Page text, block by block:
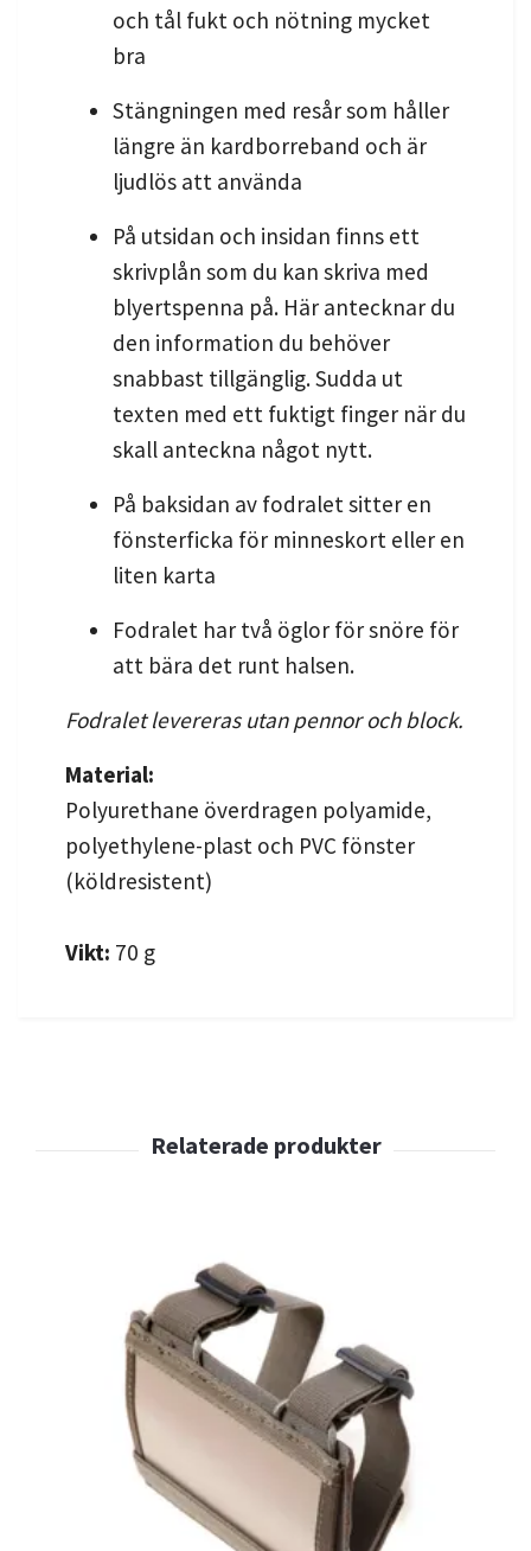
och tål fukt och nötning mycket
bra
Stängningen med resår som håller
längre än kardborreband och är
ljudlös att använda
På utsidan och insidan finns ett
skrivplån som du kan skriva med
blyertspenna på. Här antecknar du
den information du behöver
snabbast tillgänglig. Sudda ut
texten med ett fuktigt finger när du
skall anteckna något nytt.
På baksidan av fodralet sitter en
fönsterficka för minneskort eller en
liten karta
Fodralet har två öglor för snöre för
att bära det runt halsen.
Fodralet levereras utan pennor och block.
Material:
Polyurethane överdragen polyamide,
polyethylene-plast och PVC fönster
(köldresistent)
Vikt: 70 g